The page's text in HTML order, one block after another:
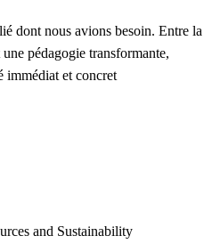
dont nous avions besoin. Entre la
pédagogie transformante,
immédiat et concret
and Sustainability